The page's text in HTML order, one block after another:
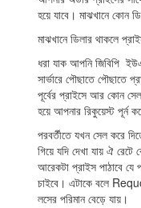
হয়ে যাবে। মাঝখানে কোন
মাঝখানে ডিলার থাকলে
ধরা যাক আপনি জিবিপি
সার্ভারে পৌছাতে পৌছাতে
পূর্বের প্রাইসে আর কোন
হয়ে আপনার রিকুয়েস্ট পূর্ন
পরবর্তীতে যখন সেল করে
গিয়ে যদি দেখা যায় ঐ
আরেকটা প্রাইস পাঠাবে
চাইবে। এটাকে বলে
লসের পরিমান বেড়ে যায়।